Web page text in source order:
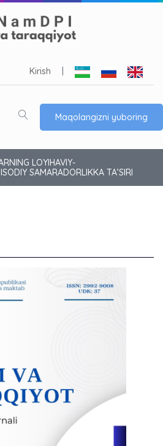
Kirish
Maqolangizni yuboring
LOYIHAVIY-
SAMARADORLIKKA TA’SIRI